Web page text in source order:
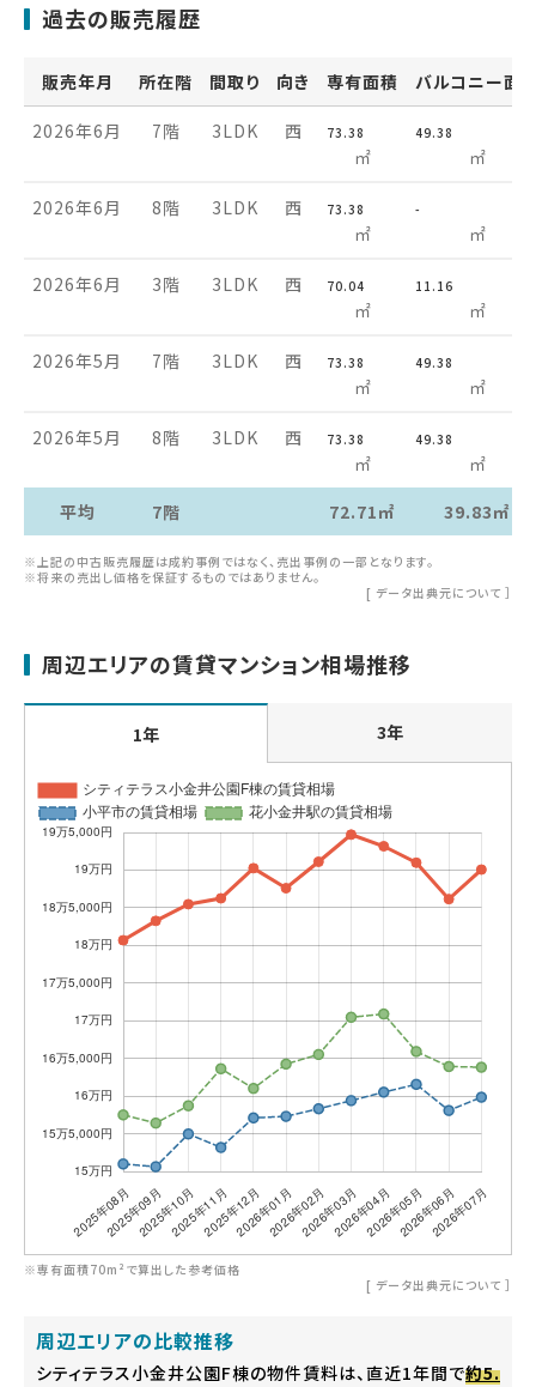
過去の販売履歴
販売年月 所在階 間取り 向き 専有面積 バルコニー面
2026年6月 7階 3LDK 西 73.38
㎡
49.38
㎡
2026年6月 8階 3LDK 西 73.38
㎡
-
㎡
2026年6月 3階 3LDK 西 70.04
㎡
11.16
㎡
2026年5月 7階 3LDK 西 73.38
㎡
49.38
㎡
2026年5月 8階 3LDK 西 73.38
㎡
49.38
㎡
平均
7階 72.71㎡ 39.83㎡
※上記の中古販売履歴は成約事例ではなく、売出事例の一部となります。
※将来の売出し価格を保証するものではありません。
[ データ出典元について ］
周辺エリアの賃貸マンション相場推移
1年 3年
※専有面積70m²で算出した参考価格
[ データ出典元について ］
周辺エリアの比較推移
シティテラス小金井公園F棟の物件賃料は、直近1年間で約5.